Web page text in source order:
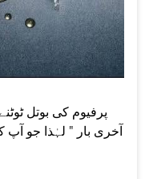
‏پرفیوم کی بوتل
آخری بار " لہٰذا جو